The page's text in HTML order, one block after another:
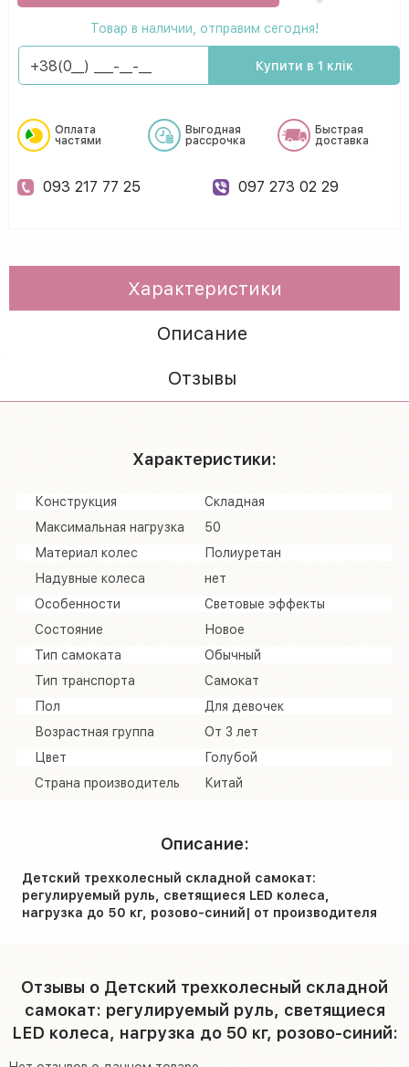
Товар в наличии, отправим сегодня!
Купити в 1 клік
Оплата
частями
Выгодная
рассрочка
Быстрая
доставка
093 217 77 25 097 273 02 29
Характеристики
Описание
Отзывы
Характеристики:
Конструкция
Складная
Максимальная нагрузка
50
Материал колес
Полиуретан
Надувные колеса
нет
Особенности
Световые эффекты
Состояние
Новое
Тип самоката
Обычный
Тип транспорта
Самокат
Пол
Для девочек
Возрастная группа
От 3 лет
Цвет
Голубой
Страна производитель
Китай
Описание:
Детский трехколесный складной самокат:
регулируемый руль, светящиеся LED колеса,
нагрузка до 50 кг, розово-синий| от производителя
Отзывы о Детский трехколесный складной
самокат: регулируемый руль, светящиеся
LED колеса, нагрузка до 50 кг, розово-синий: